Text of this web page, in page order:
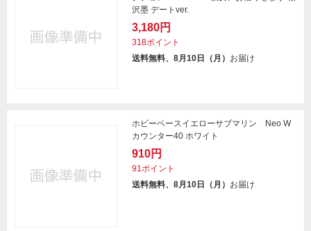
沢墨 デートver.
3,180円
318ポイント
送料無料、8月10日（月） お届け
ホビーベースイエローサブマリン Neo W
カウンター40 ホワイト
910円
91ポイント
送料無料、8月10日（月） お届け